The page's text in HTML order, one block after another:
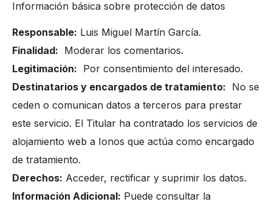
Información básica sobre protección de datos
Responsable: Luis Miguel Martín García.
Finalidad: Moderar los comentarios.
Legitimación: Por consentimiento del interesado.
Destinatarios y encargados de tratamiento: No se
ceden o comunican datos a terceros para prestar
este servicio. El Titular ha contratado los servicios de
alojamiento web a Ionos que actúa como encargado
de tratamiento.
Derechos: Acceder, rectificar y suprimir los datos.
Información Adicional: Puede consultar la